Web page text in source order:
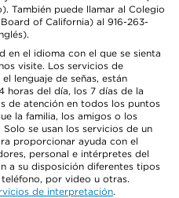
También puede llamar al Colegio
of California) al 916-263-
en el idioma con el que se sienta
visite. Los servicios de
lenguaje de señas, están
horas del día, los 7 días de la
de atención en todos los puntos
la familia, los amigos o los
se usan los servicios de un
proporcionar ayuda con el
personal e intérpretes del
a su disposición diferentes tipos
por video u otras.
de interpretación.